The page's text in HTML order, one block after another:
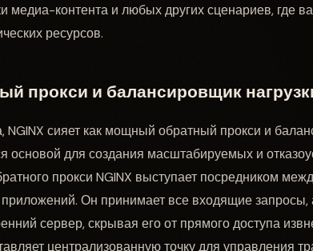
медиа-контента и любых других сценариев, где
ресурсов.
прокси и балансировщик
сияет как мощный обратный прокси и
основой для создания масштабируемых и
прокси NGINX выступает посредником
Он принимает все входящие запросы,
сервер, скрывая его от прямого доступа
централизованную точку для управления